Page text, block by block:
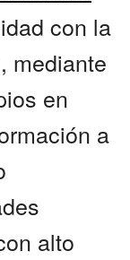
con la
mediante
en
a
alto